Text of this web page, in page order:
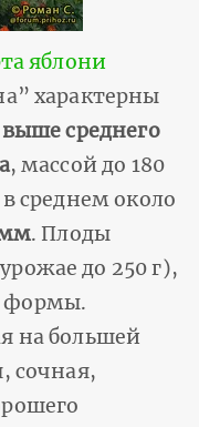
яблони
характерны
среднего
, массой до 180
среднем около
. Плоды
до 250 г),
формы.
на большей
сочная,